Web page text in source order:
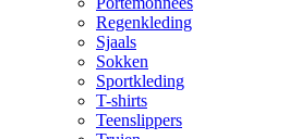
Regenkleding
Sjaals
Sokken
Sportkleding
T-shirts
Teenslippers